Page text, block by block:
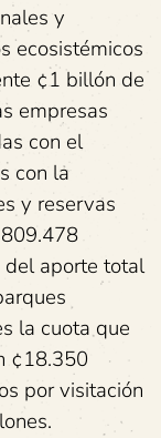
y
ecosistémicos
¢1 billón de
empresas
con el
con la
y reservas
aporte total
la cuota que
¢18.350
por visitación